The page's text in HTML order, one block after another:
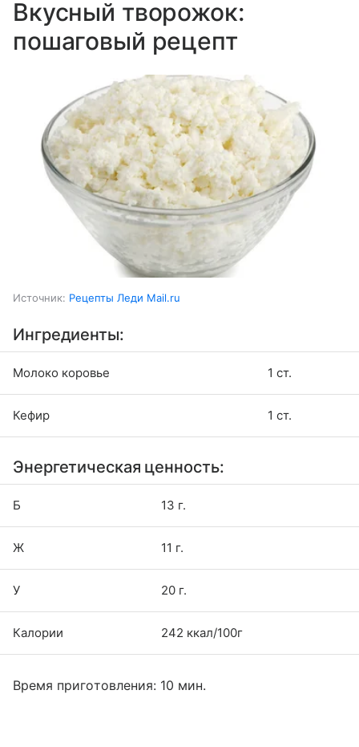
Вкусный творожок:
пошаговый рецепт
Источник: Рецепты Леди Mail.ru
Ингредиенты:
Молоко коровье 1 ст.
Кефир 1 ст.
Энергетическая ценность:
Б 13 г.
Ж 11 г.
У 20 г.
Калории 242 ккал/100г
Время приготовления: 10 мин.